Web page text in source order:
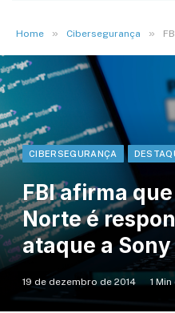
Home » Cibersegurança » FBI
CIBERSEGURANÇA
FBI afirma
Norte é
ataque a Sony
19 de dezembro de 2014 1